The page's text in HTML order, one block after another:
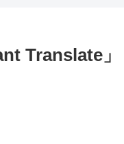
Translate」